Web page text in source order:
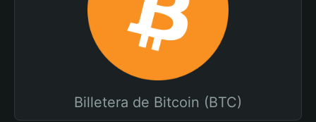
Billetera de Bitcoin (BTC)